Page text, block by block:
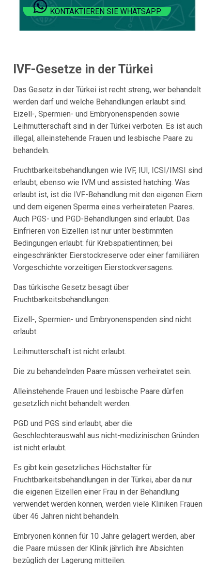
KONTAKTIEREN SIE WHATSAPP
IVF-Gesetze in der Türkei
Das Gesetz in der Türkei ist recht streng, wer behandelt
werden darf und welche Behandlungen erlaubt sind.
Eizell-, Spermien- und Embryonenspenden sowie
Leihmutterschaft sind in der Türkei verboten. Es ist auch
illegal, alleinstehende Frauen und lesbische Paare zu
behandeln.
Fruchtbarkeitsbehandlungen wie IVF, IUI, ICSI/IMSI sind
erlaubt, ebenso wie IVM und assisted hatching. Was
erlaubt ist, ist die IVF-Behandlung mit den eigenen Eiern
und dem eigenen Sperma eines verheirateten Paares.
Auch PGS- und PGD-Behandlungen sind erlaubt. Das
Einfrieren von Eizellen ist nur unter bestimmten
Bedingungen erlaubt: für Krebspatientinnen; bei
eingeschränkter Eierstockreserve oder einer familiären
Vorgeschichte vorzeitigen Eierstockversagens.
Das türkische Gesetz besagt über
Fruchtbarkeitsbehandlungen:
Eizell-, Spermien- und Embryonenspenden sind nicht
erlaubt.
Leihmutterschaft ist nicht erlaubt.
Die zu behandelnden Paare müssen verheiratet sein.
Alleinstehende Frauen und lesbische Paare dürfen
gesetzlich nicht behandelt werden.
PGD und PGS sind erlaubt, aber die
Geschlechterauswahl aus nicht-medizinischen Gründen
ist nicht erlaubt.
Es gibt kein gesetzliches Höchstalter für
Fruchtbarkeitsbehandlungen in der Türkei, aber da nur
die eigenen Eizellen einer Frau in der Behandlung
verwendet werden können, werden viele Kliniken Frauen
über 46 Jahren nicht behandeln.
Embryonen können für 10 Jahre gelagert werden, aber
die Paare müssen der Klinik jährlich ihre Absichten
bezüglich der Lagerung mitteilen.